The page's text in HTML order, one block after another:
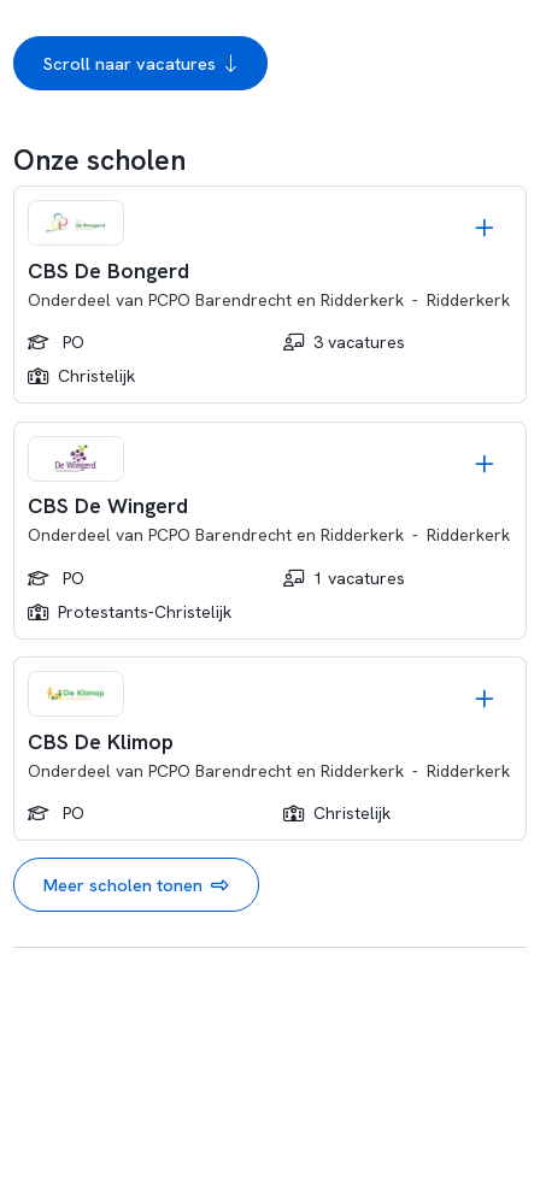
Scroll naar vacatures
Onze scholen
CBS De Bongerd
Onderdeel van PCPO Barendrecht en Ridderkerk - Ridderkerk
PO
3 vacatures
Christelijk
CBS De Wingerd
Onderdeel van PCPO Barendrecht en Ridderkerk - Ridderkerk
PO
1 vacatures
Protestants-Christelijk
CBS De Klimop
Onderdeel van PCPO Barendrecht en Ridderkerk - Ridderkerk
PO
Christelijk
Meer scholen tonen